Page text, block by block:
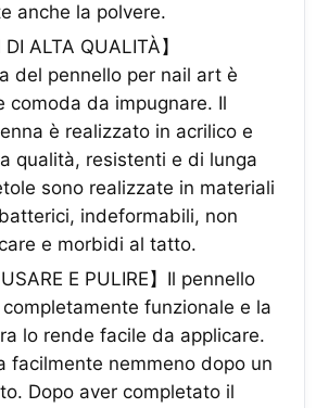
anche la polvere.
DI ALTA QUALITÀ】
del pennello per nail art è
comoda da impugnare. Il
è realizzato in acrilico e
qualità, resistenti e di lunga
sono realizzate in materiali
indeformabili, non
e morbidi al tatto.
USARE E PULIRE】Il pennello
funzionale e la
lo rende facile da applicare.
facilmente nemmeno dopo un
Dopo aver completato il